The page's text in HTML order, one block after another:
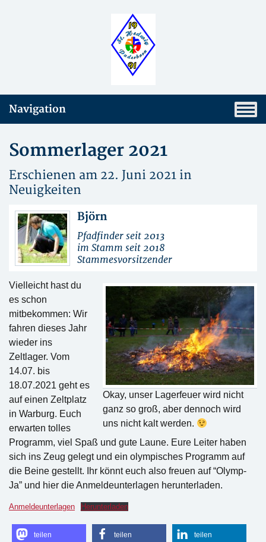
Navigation
Sommerlager 2021
Erschienen am 22. Juni 2021 in
Neuigkeiten
Björn
Pfadfinder seit 2013
im Stamm seit 2018
Stammesvorsitzender
Okay, unser Lagerfeuer wird nicht
ganz so groß, aber dennoch wird
uns nicht kalt werden.
Vielleicht hast du
es schon
mitbekommen: Wir
fahren dieses Jahr
wieder ins
Zeltlager. Vom
14.07. bis
18.07.2021 geht es
auf einen Zeltplatz
in Warburg. Euch
erwarten tolles
Programm, viel Spaß und gute Laune. Eure Leiter haben
sich ins Zeug gelegt und ein olympisches Programm auf
die Beine gestellt. Ihr könnt euch also freuen auf “Olymp-
Ja” und hier die Anmeldeunterlagen herunterladen.
Anmeldeunterlagen Herunterladen
teilen teilen teilen